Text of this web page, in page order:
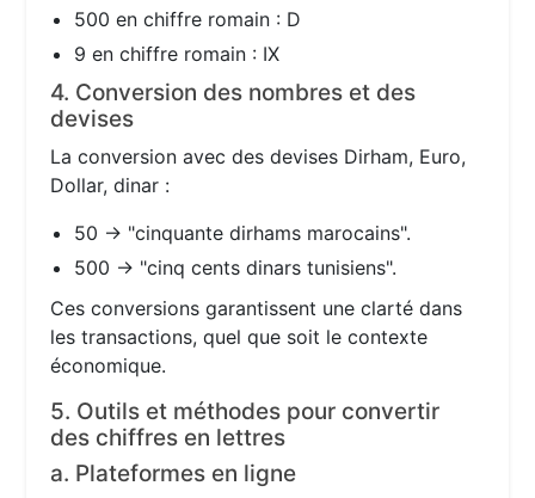
500 en chiffre romain : D
9 en chiffre romain : IX
4. Conversion des nombres et des
devises
La conversion avec des devises Dirham, Euro,
Dollar, dinar :
50 → "cinquante dirhams marocains".
500 → "cinq cents dinars tunisiens".
Ces conversions garantissent une clarté dans
les transactions, quel que soit le contexte
économique.
5. Outils et méthodes pour convertir
des chiffres en lettres
a. Plateformes en ligne